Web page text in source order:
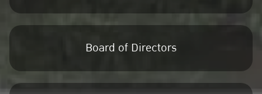
Board of Directors